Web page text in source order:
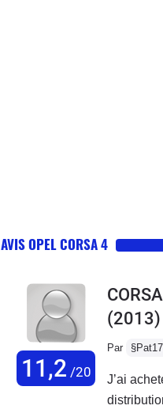
AVIS OPEL CORSA 4
11,2 /20
(2013)
Par
J’ai